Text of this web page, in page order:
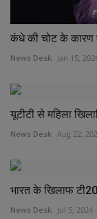
कंधे की चोट के
News Desk Jan 15,
यूटीटी से महिला
News Desk Aug 22,
भारत के खिलाफ
News Desk Jul 5, 2024